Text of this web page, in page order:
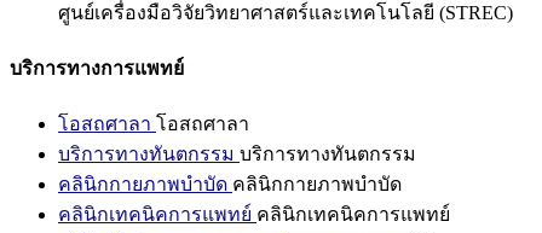
ศูนย์เครื่องมือวิจัยวิทยาศาสตร์และเทคโนโลยี (STREC)
บริการทางการแพทย์
โอสถศาลา โอสถศาลา
บริการทางทันตกรรม บริการทางทันตกรรม
คลินิกกายภาพบำบัด คลินิกกายภาพบำบัด
คลินิกเทคนิคการแพทย์ คลินิกเทคนิคการแพทย์